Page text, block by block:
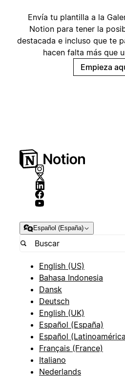
Envía tu plantilla a la
Notion para tener la
destacada e incluso que te
hacen falta más que
Empieza
Español (España)
English (US)
Bahasa Indonesia
Dansk
Deutsch
English (UK)
Español (España)
Español
Français (France)
Italiano
Nederlands